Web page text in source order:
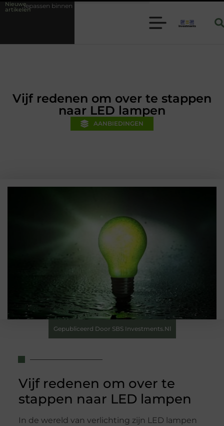
Nieuwe
artikelen
moderne folie techniek
Vijf redenen om over te stappen
naar LED lampen
AANBIEDINGEN
Gepubliceerd Door SBS Investments.nl
Vijf redenen om over te
stappen naar LED lampen
In de wereld van verlichting zijn LED lampen